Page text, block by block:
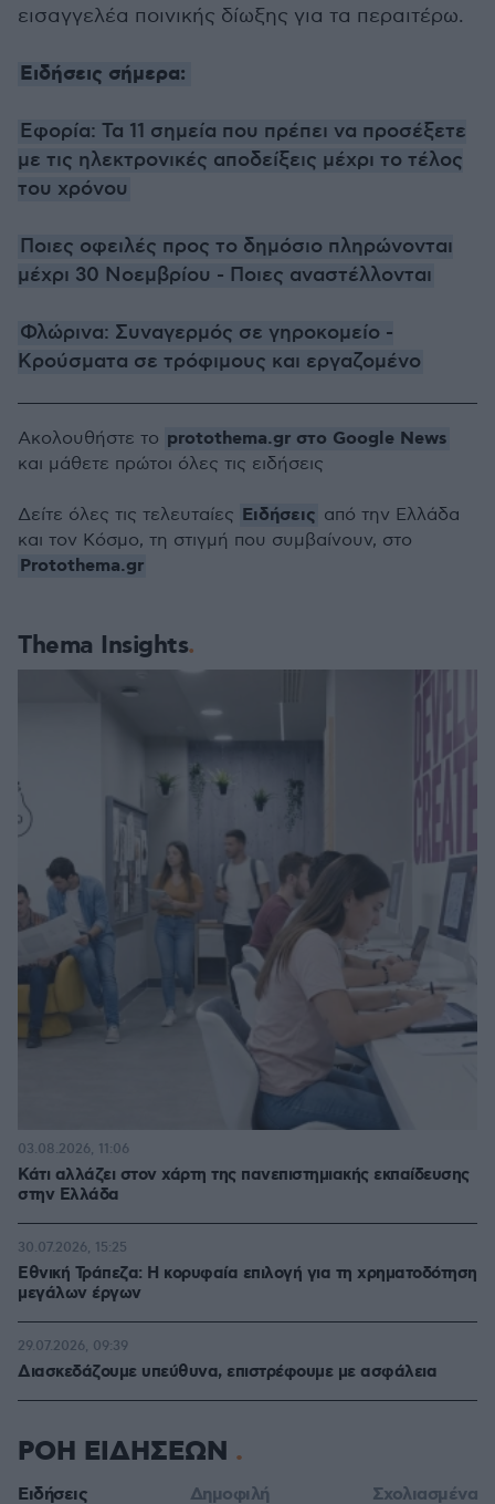
εισαγγελέα ποινικής δίωξης για τα περαιτέρω.
Ειδήσεις σήμερα:
Εφορία: Τα 11 σημεία που πρέπει να προσέξετε
με τις ηλεκτρονικές αποδείξεις μέχρι το τέλος
του χρόνου
Ποιες οφειλές προς το δημόσιο πληρώνονται
μέχρι 30 Νοεμβρίου - Ποιες αναστέλλονται
Φλώρινα: Συναγερμός σε γηροκομείο -
Κρούσματα σε τρόφιμους και εργαζομένο
Thema Insights
Κάτι αλλάζει στον χάρτη της πανεπιστημιακής εκπαίδευσης
στην Ελλάδα
03.08.2026, 11:06
Εθνική Τράπεζα: Η κορυφαία επιλογή για τη χρηματοδότηση
μεγάλων έργων
30.07.2026, 15:25
Διασκεδάζουμε υπεύθυνα, επιστρέφουμε με ασφάλεια
29.07.2026, 09:39
Ακολουθήστε το protothema.gr στο Google News
και μάθετε πρώτοι όλες τις ειδήσεις
Δείτε όλες τις τελευταίες Ειδήσεις από την Ελλάδα
και τον Κόσμο, τη στιγμή που συμβαίνουν, στο
Protothema.gr
ΡΟΗ ΕΙΔΗΣΕΩΝ
Ειδήσεις Δημοφιλή Σχολιασμένα